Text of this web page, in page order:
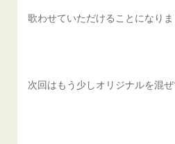
歌わせていただけることになりま
次回はもう少しオリジナルを混ぜ